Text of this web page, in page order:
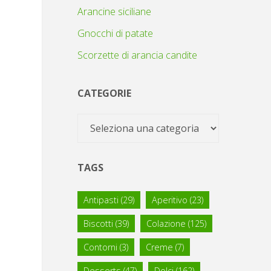
Arancine siciliane
Gnocchi di patate
Scorzette di arancia candite
CATEGORIE
Categorie
TAGS
Antipasti (29) Aperitivo (23)
Biscotti (39) Colazione (125)
Contorni (3) Creme (7)